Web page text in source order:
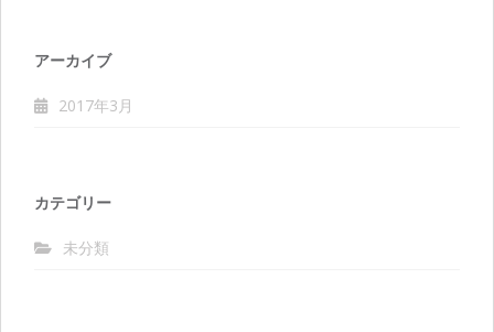
アーカイブ
2017年3月
カテゴリー
未分類